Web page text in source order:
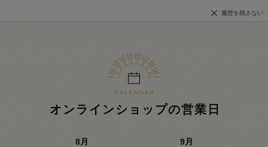
履歴を残さない
オンラインショップの営業日
8月 9月